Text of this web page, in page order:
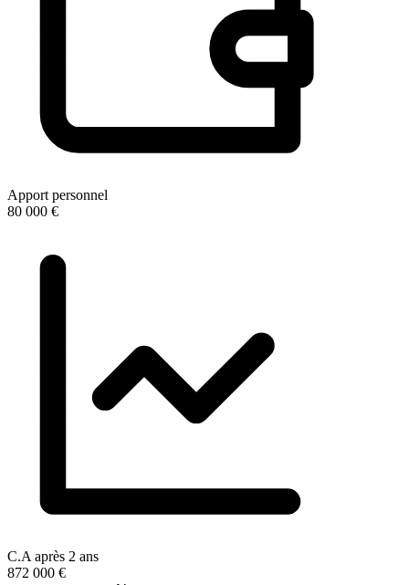
Apport personnel
80 000 €
C.A après 2 ans
872 000 €